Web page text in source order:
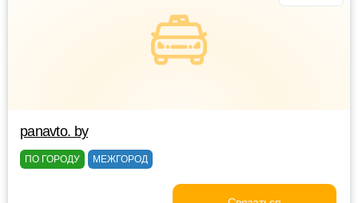
panavto. by
ПО ГОРОДУ МЕЖГОРОД